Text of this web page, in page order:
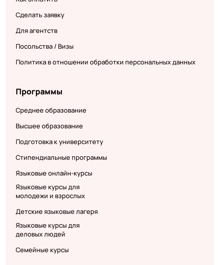
Сделать заявку
Для агентств
Посольства / Визы
Политика в отношении обработки персональных данных
Программы
Среднее образование
Высшее образование
Подготовка к университету
Стипендиальные программы
Языковые онлайн-курсы
Языковые курсы для
молодежи и взрослых
Детские языковые лагеря
Языковые курсы для
деловых людей
Семейные курсы